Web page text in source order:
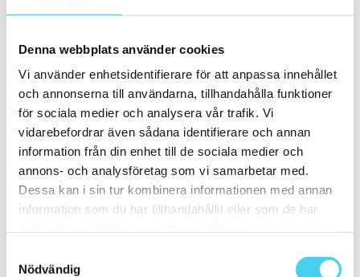
Denna webbplats använder cookies
Vi använder enhetsidentifierare för att anpassa innehållet
och annonserna till användarna, tillhandahålla funktioner
för sociala medier och analysera vår trafik. Vi
vidarebefordrar även sådana identifierare och annan
information från din enhet till de sociala medier och
annons- och analysföretag som vi samarbetar med.
Dessa kan i sin tur kombinera informationen med annan
information som du har tillhandahållit eller som de har
Nödvändig
14.7x29.7 cm(1)
15x7.5 cm(1)
14.2x16.4 cm(2)
15x15 cm(38)
16.4x14.2 cm
(2)
15x30 cm(1)
ca 15x60 cm(1)
15x60 cm(1)
ca 20x20 cm (20)
20x20 cm(20)
20x5 cm(1)
20x30 cm(1)